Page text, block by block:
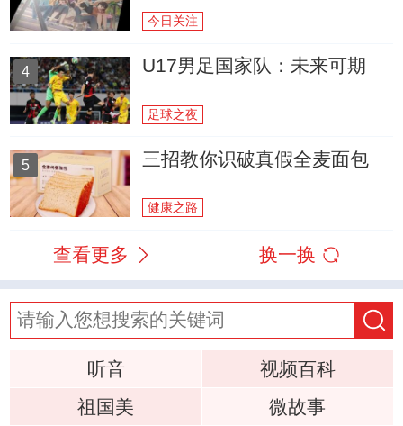
今日关注
4 U17男足国家队：未来可期
足球之夜
5 三招教你识破真假全麦面包
健康之路
查看更多 换一换
听音
视频百科
祖国美
微故事